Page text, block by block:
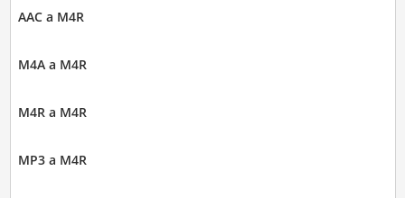
AAC a M4R
M4A a M4R
M4R a M4R
MP3 a M4R